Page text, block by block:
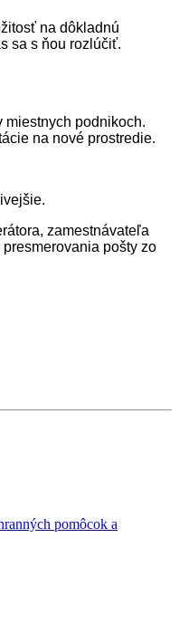
na dôkladnú
sa s ňou rozlúčiť.
miestnych podnikoch.
na nové prostredie.
zamestnávateľa
pošty zo